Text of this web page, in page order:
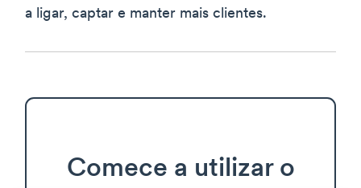
a ligar, captar e manter mais clientes.
Comece a utilizar o